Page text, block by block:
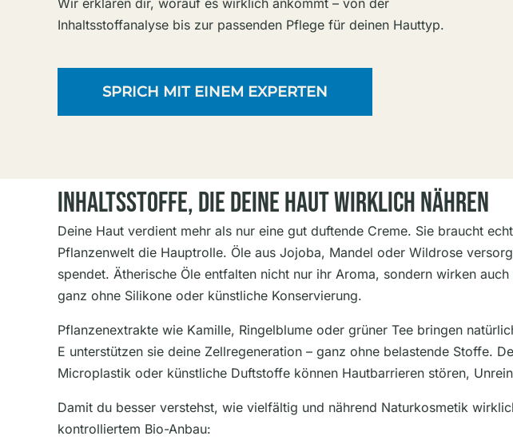
Inhaltsstoffanalyse bis zur passenden Pflege für deinen Hauttyp.
SPRICH MIT EINEM EXPERTEN
Inhaltsstoffe, Die Deine Haut Wirklich Nähren
Deine Haut verdient mehr als nur eine gut duftende Creme. Sie braucht
Pflanzenwelt die Hauptrolle. Öle aus Jojoba, Mandel oder Wildrose
spendet. Ätherische Öle entfalten nicht nur ihr Aroma, sondern wirken
ganz ohne Silikone oder künstliche Konservierung.
Pflanzenextrakte wie Kamille, Ringelblume oder grüner Tee bringen
E unterstützen sie deine Zellregeneration – ganz ohne belastende Stoffe.
Microplastik oder künstliche Duftstoffe können Hautbarrieren stören,
Damit du besser verstehst, wie vielfältig und nährend Naturkosmetik
kontrolliertem Bio-Anbau: